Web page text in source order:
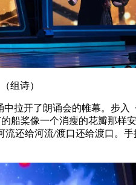
组诗）
开了朗诵会的帷幕。步入
桨像一个消瘦的花瓣那样
还给河流/渡口还给渡口。